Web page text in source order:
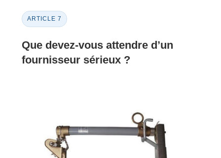
ARTICLE 7
Que devez-vous attendre d’un
fournisseur sérieux ?